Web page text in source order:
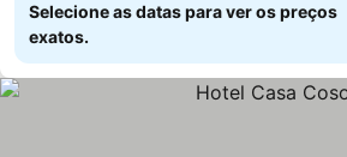
Selecione as datas para ver os preços
exatos.